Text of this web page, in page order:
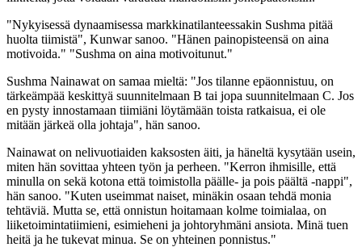
"Nykyisessä dynaamisessa markkinatilanteessakin Sushma pitää
huolta tiimistä", Kunwar sanoo. "Hänen painopisteensä on aina
motivoida." "Sushma on aina motivoitunut."
Sushma Nainawat on samaa mieltä: "Jos tilanne epäonnistuu, on
tärkeämpää keskittyä suunnitelmaan B tai jopa suunnitelmaan C. Jos
en pysty innostamaan tiimiäni löytämään toista ratkaisua, ei ole
mitään järkeä olla johtaja", hän sanoo.
Nainawat on nelivuotiaiden kaksosten äiti, ja häneltä kysytään usein,
miten hän sovittaa yhteen työn ja perheen. "Kerron ihmisille, että
minulla on sekä kotona että toimistolla päälle- ja pois päältä -nappi",
hän sanoo. "Kuten useimmat naiset, minäkin osaan tehdä monia
tehtäviä. Mutta se, että onnistun hoitamaan kolme toimialaa, on
liiketoimintatiimieni, esimieheni ja johtoryhmäni ansiota. Minä tuen
heitä ja he tukevat minua. Se on yhteinen ponnistus."